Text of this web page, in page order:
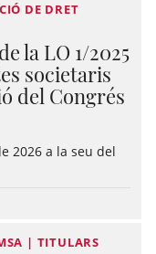
DE DRET
la LO 1/2025
societaris
del Congrés
2026 a la seu del
| TITULARS